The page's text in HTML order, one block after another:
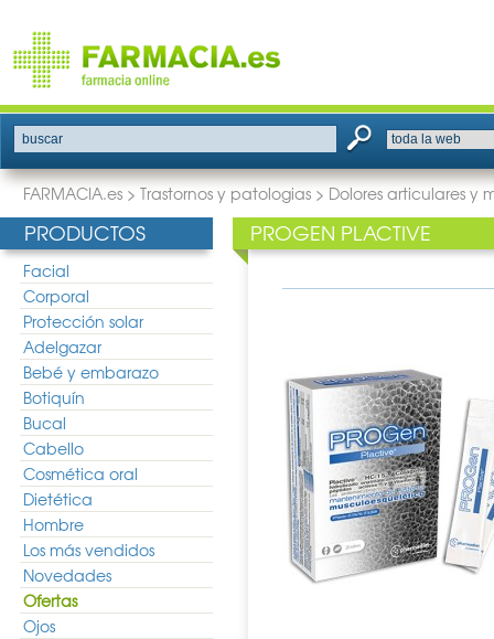
buscar
FARMACIA.es > Trastornos y patologias > Dolores articulares y
PRODUCTOS
Facial
Corporal
Protección solar
Adelgazar
Bebé y embarazo
Botiquín
Bucal
Cabello
Cosmética oral
Dietética
Hombre
Los más vendidos
Novedades
Ofertas
Ojos
PROGEN PLACTIVE